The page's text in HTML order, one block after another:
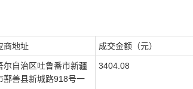
商地址 成交金额（元）
尔自治区吐鲁番市新疆
鄯善县新城路918号一
3404.08